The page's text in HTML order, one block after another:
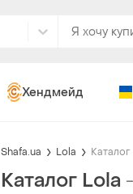
Хендмейд
Shafa.ua Lola
Каталог Lola -